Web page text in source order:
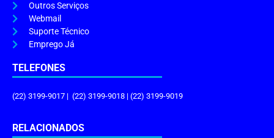
Outros Serviços
Webmail
Suporte Técnico
Emprego Já
TELEFONES
(22) 3199-9017 | (22) 3199-9018 | (22) 3199-9019
RELACIONADOS